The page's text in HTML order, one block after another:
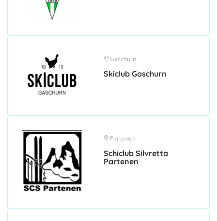
Gaschurn
Skiclub Gaschurn
Partenen
Schiclub Silvretta
Partenen